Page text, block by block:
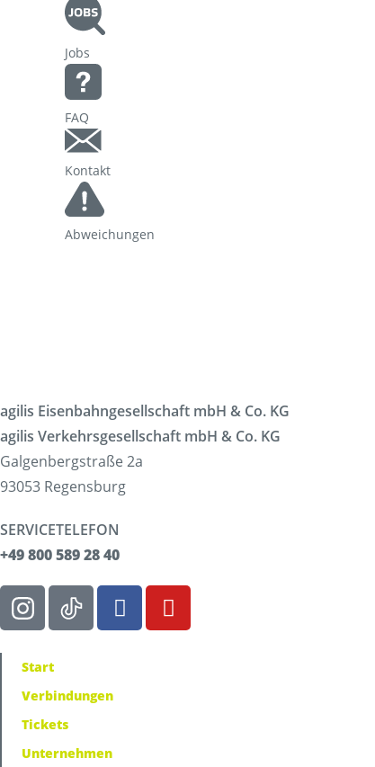
Korridorsanierung
Baumaßnahmen_RVOF
Jobs
FAQ
Kontakt
Abweichungen
agilis Eisenbahngesellschaft mbH & Co. KG
agilis Verkehrsgesellschaft mbH & Co. KG
Galgenbergstraße 2a
93053 Regensburg
SERVICETELEFON
+49 800 589 28 40
Start
Verbindungen
Tickets
Unternehmen